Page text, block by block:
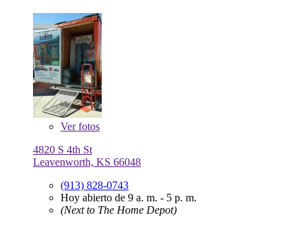
Verfotos
4820 S 4th St
Leavenworth, KS 66048
(913) 828-0743
Hoy abierto de 9 a. m. - 5 p. m.
(Next to The Home Depot)